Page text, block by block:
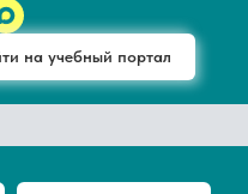
на учебный портал